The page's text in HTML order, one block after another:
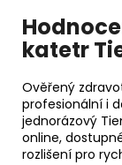
katetr
Ověřený
profesionální i
jednorázový
online,
rozlišení pro